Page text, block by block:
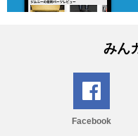
みん
Facebook